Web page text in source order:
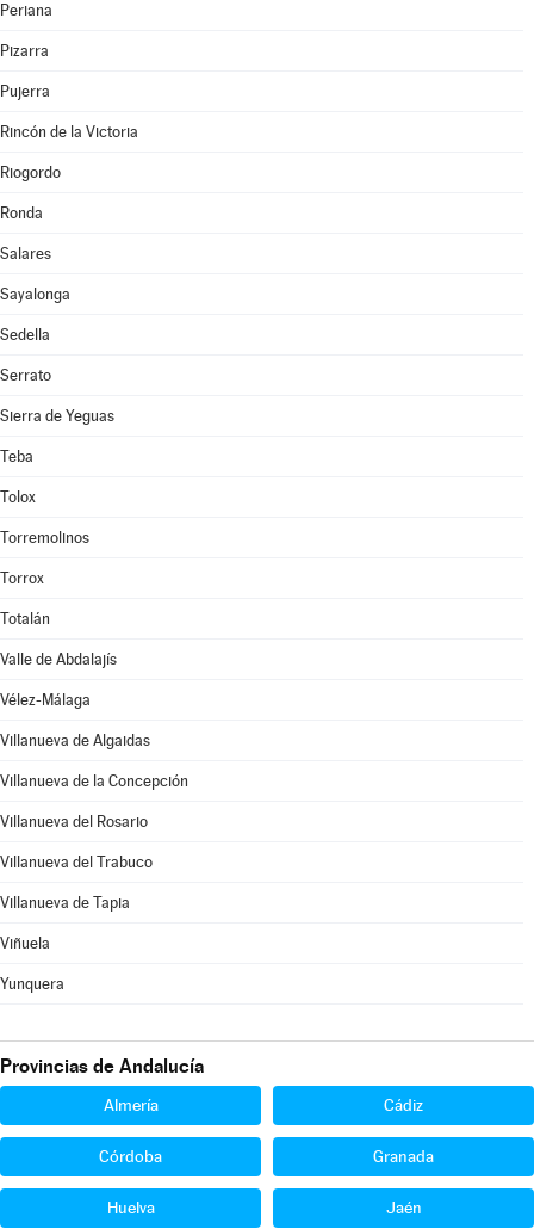
Periana
Pizarra
Pujerra
Rincón de la Victoria
Riogordo
Ronda
Salares
Sayalonga
Sedella
Serrato
Sierra de Yeguas
Teba
Tolox
Torremolinos
Torrox
Totalán
Valle de Abdalajís
Vélez-Málaga
Villanueva de Algaidas
Villanueva de la Concepción
Villanueva del Rosario
Villanueva del Trabuco
Villanueva de Tapia
Viñuela
Yunquera
Provincias de Andalucía
Almería Cádiz
Córdoba Granada
Huelva Jaén